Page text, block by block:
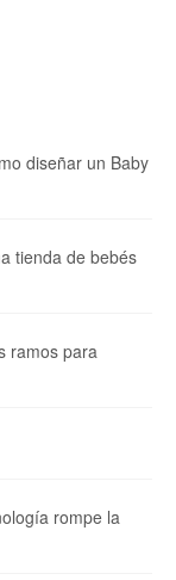
diseñar un Baby
tienda de bebés
ramos para
rompe la